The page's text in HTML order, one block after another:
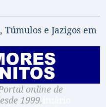
Túmulos e Jazigos em
online de
1999.